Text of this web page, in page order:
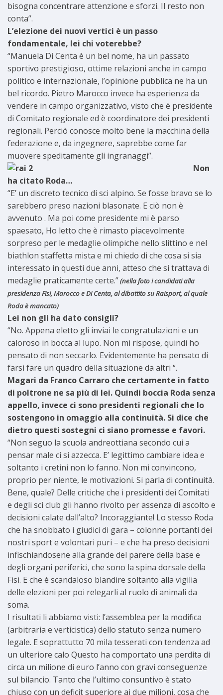
bisogna concentrare attenzione e sforzi. Il resto non
conta”.
L’elezione dei nuovi vertici è un passo
fondamentale, lei chi voterebbe?
“Manuela Di Centa è un bel nome, ha un passato
sportivo prestigioso, ottime relazioni anche in campo
politico e internazionale, l’opinione pubblica ne ha un
bel ricordo. Pietro Marocco invece ha esperienza da
vendere in campo organizzativo, visto che è presidente
di Comitato regionale ed è coordinatore dei presidenti
regionali. Perciò conosce molto bene la macchina della
federazione e, da ingegnere, saprebbe come far
muovere speditamente gli ingranaggi”.
Non
ha citato Roda…
“E’ un discreto tecnico di sci alpino. Se fosse bravo se lo
sarebbero preso nazioni blasonate. E ciò non è
avvenuto . Ma poi come presidente mi è parso
spaesato, Ho letto che è rimasto piacevolmente
sorpreso per le medaglie olimpiche nello slittino e nel
biathlon staffetta mista e mi chiedo di che cosa si sia
interessato in questi due anni, atteso che si trattava di
medaglie praticamente certe.”(nella foto i candidati alla
presidenza Fisi, Marocco e Di Centa, al dibattito su Raisport, al quale
Roda è mancato)
Lei non gli ha dato consigli?
“No. Appena eletto gli inviai le congratulazioni e un
caloroso in bocca al lupo. Non mi rispose, quindi ho
pensato di non seccarlo. Evidentemente ha pensato di
farsi fare un quadro della situazione da altri “.
Magari da Franco Carraro che certamente in fatto
di poltrone ne sa più di lei. Quindi boccia Roda senza
appello, invece ci sono presidenti regionali che lo
sostengono in omaggio alla continuità. Si dice che
dietro questi sostegni ci siano promesse e favori.
“Non seguo la scuola andreottiana secondo cui a
pensar male ci si azzecca. E’ legittimo cambiare idea e
soltanto i cretini non lo fanno. Non mi convincono,
proprio per niente, le motivazioni. Si parla di continuità.
Bene, quale? Delle critiche che i presidenti dei Comitati
e degli sci club gli hanno rivolto per assenza di ascolto e
decisioni calate dall’alto? Incoraggiante! Lo stesso Roda
che ha snobbato i giudici di gara – colonne portanti dei
nostri sport e volontari puri – e che ha preso decisioni
infischiandosene alla grande del parere della base e
degli organi periferici, che sono la spina dorsale della
Fisi. E che è scandaloso blandire soltanto alla vigilia
delle elezioni per poi relegarli al ruolo di animali da
soma.
I risultati li abbiamo visti: l’assemblea per la modifica
(arbitraria e verticistica) dello statuto senza numero
legale. E soprattutto 70 mila tesserati con tendenza ad
un ulteriore calo Questo ha comportato una perdita di
circa un milione di euro l’anno con gravi conseguenze
sul bilancio. Tanto che l’ultimo consuntivo è stato
chiuso con un deficit superiore ai due milioni, cosa che